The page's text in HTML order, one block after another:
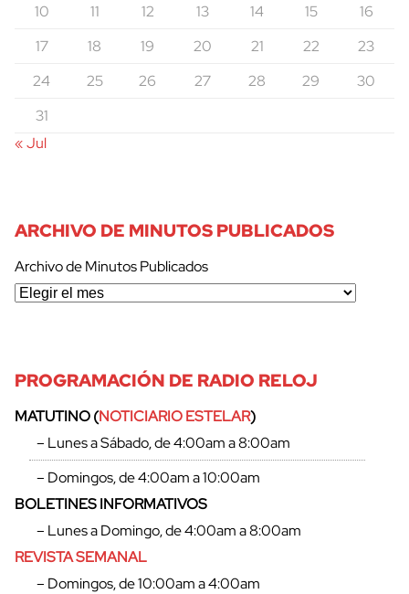
10
11 12 13 14 15
16
17
18 19 20 21 22
23
24
25 26 27 28 29
30
31
« Jul
ARCHIVO DE MINUTOS PUBLICADOS
Archivo de Minutos Publicados
PROGRAMACIÓN DE RADIO RELOJ
MATUTINO (NOTICIARIO ESTELAR)
– Lunes a Sábado, de 4:00am a 8:00am
– Domingos, de 4:00am a 10:00am
BOLETINES INFORMATIVOS
– Lunes a Domingo, de 4:00am a 8:00am
REVISTA SEMANAL
– Domingos, de 10:00am a 4:00am